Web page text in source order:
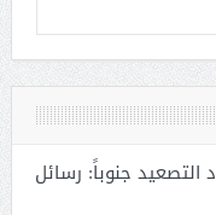
التصعيد جنوباً: رسائل